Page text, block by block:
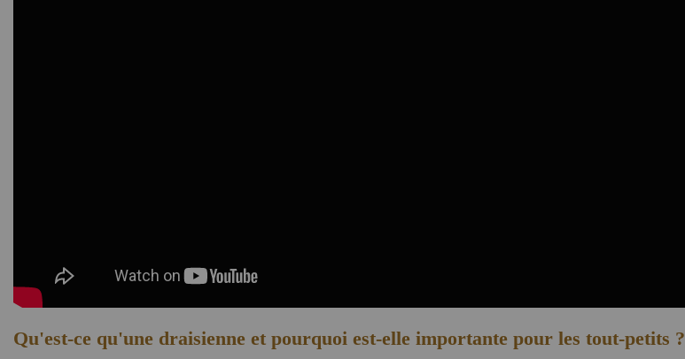
Qu'est-ce qu'une draisienne et pourquoi est-elle importante pour les tout-petits ?